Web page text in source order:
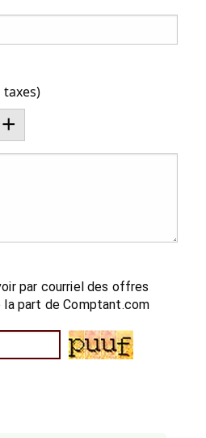
+
par courriel des offres
part de Comptant.com